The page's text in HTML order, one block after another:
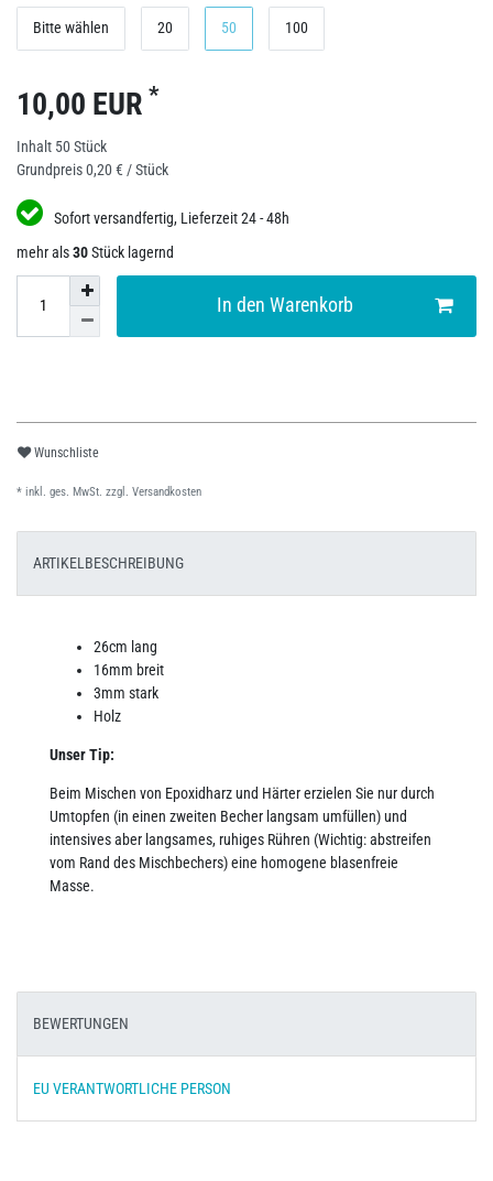
Bitte wählen 20 50 100
10,00 EUR *
Inhalt 50 Stück
Grundpreis0,20 € / Stück
Sofort versandfertig, Lieferzeit 24 - 48h
mehr als30Stück lagernd
In den Warenkorb
Wunschliste
* inkl. ges. MwSt. zzgl. Versandkosten
ARTIKELBESCHREIBUNG
26cm lang
16mm breit
3mm stark
Holz
Unser Tip:
Beim Mischen von Epoxidharz und Härter erzielen Sie nur durch
Umtopfen (in einen zweiten Becher langsam umfüllen) und
intensives aber langsames, ruhiges Rühren (Wichtig: abstreifen
vom Rand des Mischbechers) eine homogene blasenfreie
Masse.
BEWERTUNGEN
EU VERANTWORTLICHE PERSON